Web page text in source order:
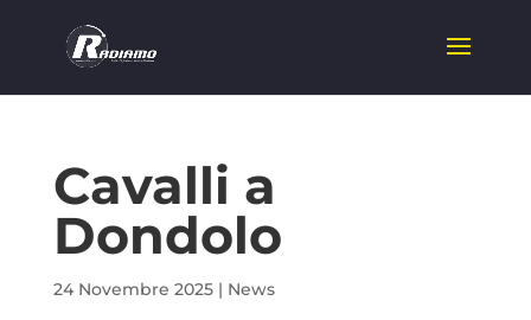
Cavalli a
Dondolo
24 Novembre 2025| News